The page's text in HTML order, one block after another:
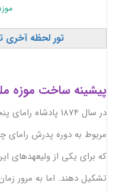
تور لحظه آخری
پیشینه ساخت موزه
در سال 1874
مربوط به دوره پدرش رامای
که برای یکی از ولیعهدهای
تشکیل دهند. اما به مرور